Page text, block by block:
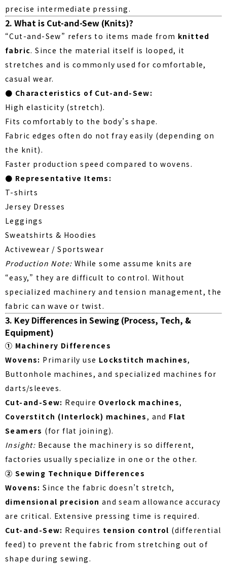
precise intermediate pressing.
2. What is Cut-and-Sew (Knits)?
“Cut-and-Sew” refers to items made from knitted
fabric. Since the material itself is looped, it
stretches and is commonly used for comfortable,
casual wear.
● Characteristics of Cut-and-Sew:
High elasticity (stretch).
Fits comfortably to the body’s shape.
Fabric edges often do not fray easily (depending on
the knit).
Faster production speed compared to wovens.
● Representative Items:
T-shirts
Jersey Dresses
Leggings
Sweatshirts & Hoodies
Activewear / Sportswear
Production Note: While some assume knits are
“easy,” they are difficult to control. Without
specialized machinery and tension management, the
fabric can wave or twist.
3. Key Differences in Sewing (Process, Tech, &
Equipment)
① Machinery Differences
Wovens: Primarily use Lockstitch machines,
Buttonhole machines, and specialized machines for
darts/sleeves.
Cut-and-Sew: Require Overlock machines,
Coverstitch (Interlock) machines , and Flat
Seamers (for flat joining).
Insight: Because the machinery is so different,
factories usually specialize in one or the other.
② Sewing Technique Differences
Wovens: Since the fabric doesn’t stretch,
dimensional precision and seam allowance accuracy
are critical. Extensive pressing time is required.
Cut-and-Sew: Requires tension control (differential
feed) to prevent the fabric from stretching out of
shape during sewing.